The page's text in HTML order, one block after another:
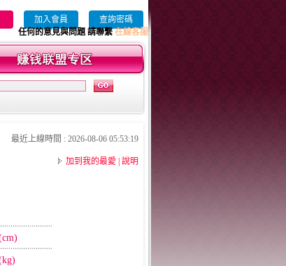
加入會員
查詢密碼
任何的意見與問題 請聯繫 在線客服
最近上線時間 : 2026-08-06 05:53:19
加到我的最愛 說明